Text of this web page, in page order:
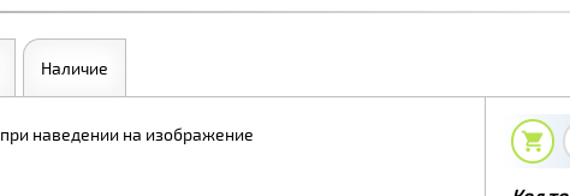
Наличие
при наведении на изображение